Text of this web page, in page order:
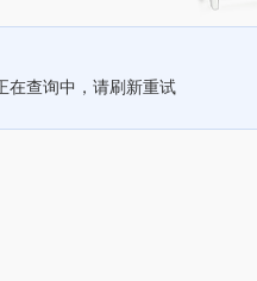
在查询中，请刷新重试